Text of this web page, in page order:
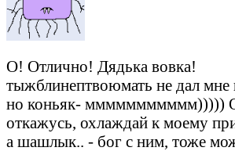
О! Отлично! Дядька вовка!
тыжблинептвоюмать не дал мне
но коньяк- ммммммммммм)))))
откажусь, охлаждай к моему
а шашлык.. - бог с ним, тоже